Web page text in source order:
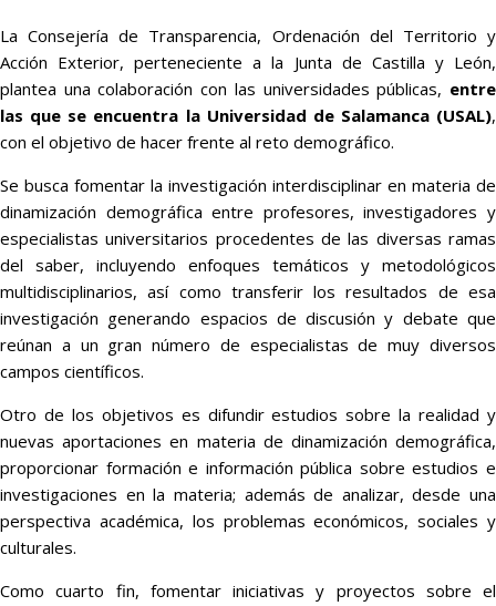
La Consejería de Transparencia, Ordenación del Territorio y
Acción Exterior, perteneciente a la Junta de Castilla y León,
plantea una colaboración con las universidades públicas, entre
las que se encuentra la Universidad de Salamanca (USAL),
con el objetivo de hacer frente al reto demográfico.
Se busca fomentar la investigación interdisciplinar en materia de
dinamización demográfica entre profesores, investigadores y
especialistas universitarios procedentes de las diversas ramas
del saber, incluyendo enfoques temáticos y metodológicos
multidisciplinarios, así como transferir los resultados de esa
investigación generando espacios de discusión y debate que
reúnan a un gran número de especialistas de muy diversos
campos científicos.
Otro de los objetivos es difundir estudios sobre la realidad y
nuevas aportaciones en materia de dinamización demográfica,
proporcionar formación e información pública sobre estudios e
investigaciones en la materia; además de analizar, desde una
perspectiva académica, los problemas económicos, sociales y
culturales.
Como cuarto fin, fomentar iniciativas y proyectos sobre el